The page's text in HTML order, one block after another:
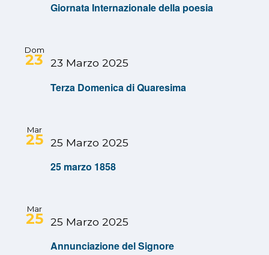
Giornata Internazionale della poesia
Dom
23
Terza Domenica di Quaresima
23 Marzo 2025
Mar
25
25 marzo 1858
25 Marzo 2025
Mar
25
Annunciazione del Signore
25 Marzo 2025